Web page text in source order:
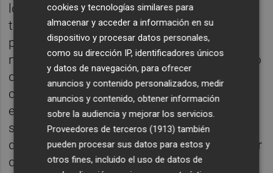
lo que constituía el 70% destockque
teníamos en aquel momento y que tocó de
pleno los cimientos de la empresa y el de
nosotros mismos. Gracias a nuestro instinto
de superación y a nuestro estilo de
comunicación, que no deja de ser una
extensión de nuestra forma de ser (cercana,
sincera, un poquito canalla…) conseguimos
darle la vuelta a la situación y podemos decir
que toda España se volcó para ayudarnos,
cookies y tecnologías similares para
almacenar y acceder a información en su
dispositivo y procesar datos personales,
como su dirección IP, identificadores únicos
y datos de navegación, para ofrecer
anuncios y contenido personalizados, medir
anuncios y contenido, obtener información
sobre la audiencia y mejorar los servicios.
Proveedores de terceros (1913) también
pueden procesar sus datos para estos y
otros fines, incluido el uso de datos de